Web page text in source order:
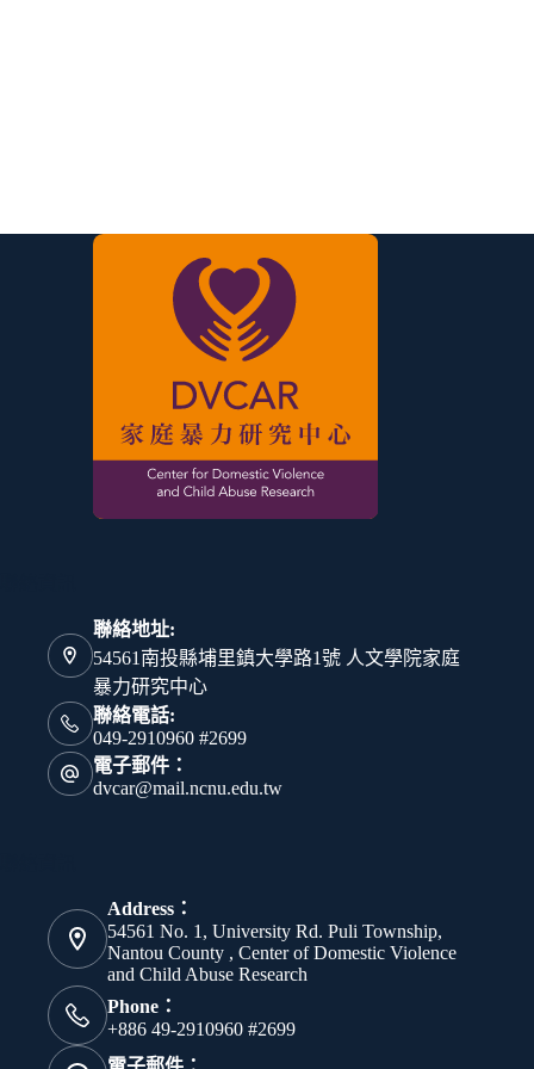
聯絡地址:
54561南投縣埔里鎮大學路1號 人文學院家庭
暴力研究中心
聯絡電話:
049-2910960 #2699
電子郵件：
dvcar@mail.ncnu.edu.tw
Address：
54561 No. 1, University Rd. Puli Township,
Nantou County , Center of Domestic Violence
and Child Abuse Research
Phone：
+886 49-2910960 #2699